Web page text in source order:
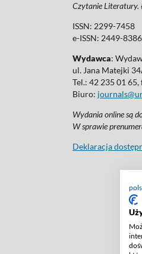
Czytanie Literatury.
ISSN: 2299-7458
e-ISSN: 2449-8386
Wydawca:
ul. Jana Matejki
Tel.: 42 235 01
Biuro:
Wydania online są
W sprawie
Deklaracja